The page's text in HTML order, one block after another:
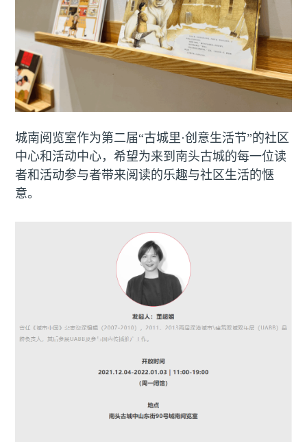
城南阅览室作为第二届“古城里·创意生活节”的社区
中心和活动中心，希望为来到南头古城的每一位读
者和活动参与者带来阅读的乐趣与社区生活的惬
意。